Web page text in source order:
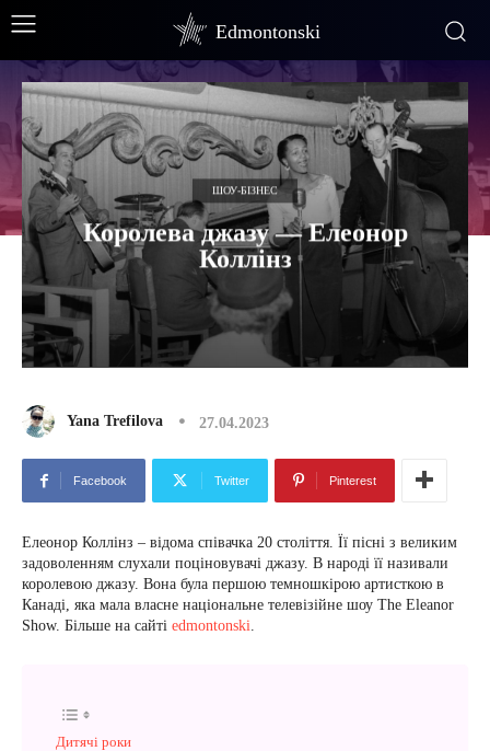
Edmontonski
ШОУ-БІЗНЕС
Королева джазу — Елеонор
Коллінз
Yana Trefilova 27.04.2023
Facebook Twitter Pinterest
Елеонор Коллінз – відома співачка 20 століття. Її пісні з великим
задоволенням слухали поціновувачі джазу. В народі її називали
королевою джазу. Вона була першою темношкірою артисткою в
Канаді, яка мала власне національне телевізійне шоу The Eleanor
Show. Більше на сайті edmontonski.
Дитячі роки